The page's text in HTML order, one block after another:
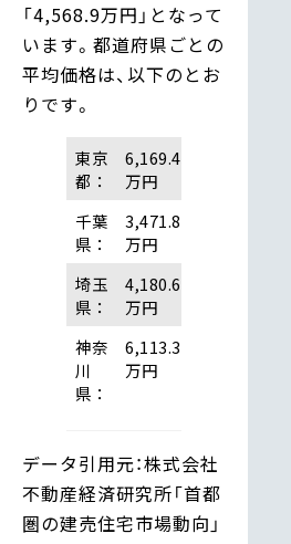
「4,568.9万円」となって
います。都道府県ごとの
平均価格は、以下のとお
りです。
東京
都：
6,169.4
万円
千葉
県：
3,471.8
万円
埼玉
県：
4,180.6
万円
神奈
川
県：
6,113.3
万円
データ引用元：株式会社
不動産経済研究所「首都
圏の建売住宅市場動向」